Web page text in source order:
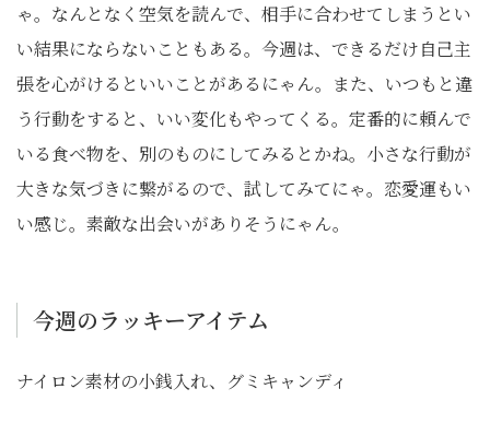
ゃ。なんとなく空気を読んで、相手に合わせてしまうとい
い結果にならないこともある。今週は、できるだけ自己主
張を心がけるといいことがあるにゃん。また、いつもと違
う行動をすると、いい変化もやってくる。定番的に頼んで
いる食べ物を、別のものにしてみるとかね。小さな行動が
大きな気づきに繋がるので、試してみてにゃ。恋愛運もい
い感じ。素敵な出会いがありそうにゃん。
今週のラッキーアイテム
ナイロン素材の小銭入れ、グミキャンディ